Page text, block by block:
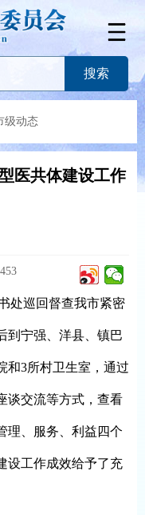
级动态
医共体建设工作
453
处巡回督查我市紧密
到宁强、洋县、镇巴
和3所村卫生室，通过
谈交流等方式，查看
理、服务、利益四个
设工作成效给予了充